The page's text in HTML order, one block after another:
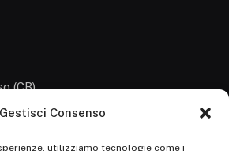
Gestisci Consenso
utilizziamo tecnologie come i
(CB)